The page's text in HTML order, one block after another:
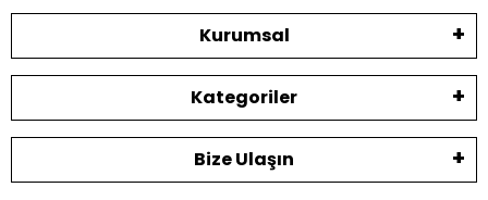
Kurumsal
Kategoriler
Bize Ulaşın